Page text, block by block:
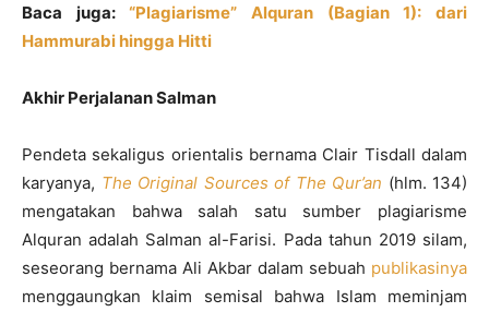
Baca juga:“Plagiarisme” Alquran (Bagian 1): dari
Hammurabi hingga Hitti
Akhir Perjalanan Salman
Pendeta sekaligus orientalis bernama Clair Tisdall dalam
karyanya, The Original Sources of The Qur’an (hlm. 134)
mengatakan bahwa salah satu sumber plagiarisme
Alquran adalah Salman al-Farisi. Pada tahun 2019 silam,
seseorang bernama Ali Akbar dalam sebuah publikasinya
menggaungkan klaim semisal bahwa Islam meminjam